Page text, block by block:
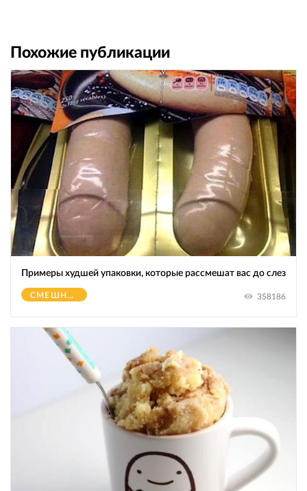
Похожие публикации
Примеры худшей упаковки, которые рассмешат вас до слез
СМЕШНОЕ 358186